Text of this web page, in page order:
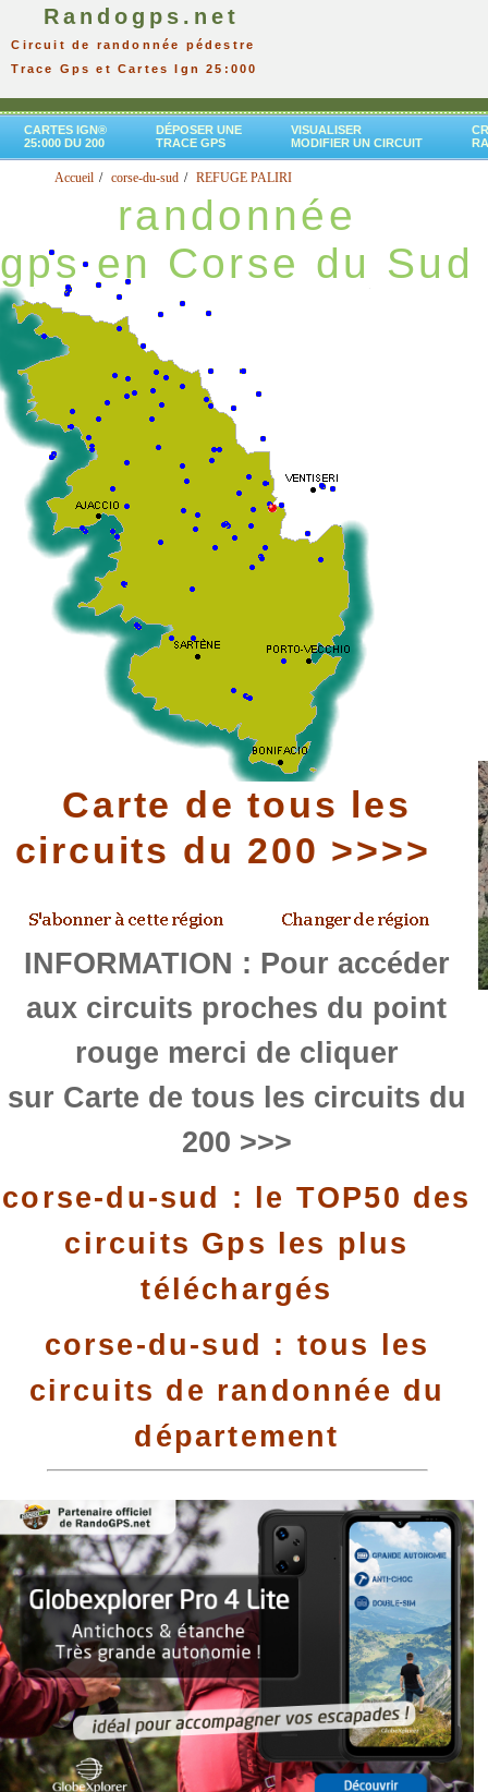
Randogps.net
Circuit de randonnée pédestre
Trace Gps et Cartes Ign 25:000
CARTES IGN®
25:000 DU 200
DÉPOSER UNE
TRACE GPS
VISUALISER
MODIFIER UN CIRCUIT
Accueil corse-du-sud REFUGE PALIRI
randonnée
gps en Corse du Sud
Carte de tous les
circuits du 200 >>>>
INFORMATION : Pour accéder
aux circuits proches du point
rouge merci de cliquer
sur Carte de tous les circuits du
200 >>>
corse-du-sud : le TOP50 des
circuits Gps les plus
téléchargés
corse-du-sud : tous les
circuits de randonnée du
département